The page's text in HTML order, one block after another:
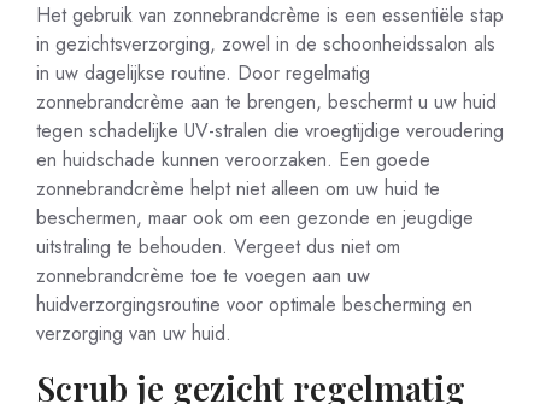
Het gebruik van zonnebrandcrème is een essentiële stap
in gezichtsverzorging, zowel in de schoonheidssalon als
in uw dagelijkse routine. Door regelmatig
zonnebrandcrème aan te brengen, beschermt u uw huid
tegen schadelijke UV-stralen die vroegtijdige veroudering
en huidschade kunnen veroorzaken. Een goede
zonnebrandcrème helpt niet alleen om uw huid te
beschermen, maar ook om een gezonde en jeugdige
uitstraling te behouden. Vergeet dus niet om
zonnebrandcrème toe te voegen aan uw
huidverzorgingsroutine voor optimale bescherming en
verzorging van uw huid.
Scrub je gezicht regelmatig